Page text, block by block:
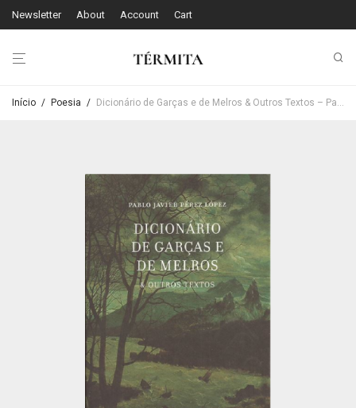
Newsletter About Account Cart
Início / Poesia / Dicionário de Garças e de Melros & Outros Textos – Pablo Javier Pérez López